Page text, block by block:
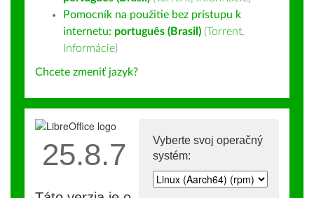
Pomocník na použitie bez prístupu k
internetu: português (Brasil) (Torrent,
Informácie)
Chcete zmeniť jazyk?
Vyberte svoj operačný
systém:
25.8.7